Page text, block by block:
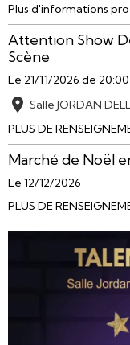
Plus d'informations
Attention Show
Scène
Le 21/11/2026 de 20:00
Salle JORDAN
PLUS DE
Marché de Noël
Le 12/12/2026
PLUS DE